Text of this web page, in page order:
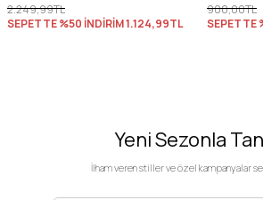
2.249,99TL
SEPETTE %50 İNDİRİM1.124,99TL
900,00TL
SEPETTE
Yeni Sezonla
İlham veren stiller ve özel kampanyalar